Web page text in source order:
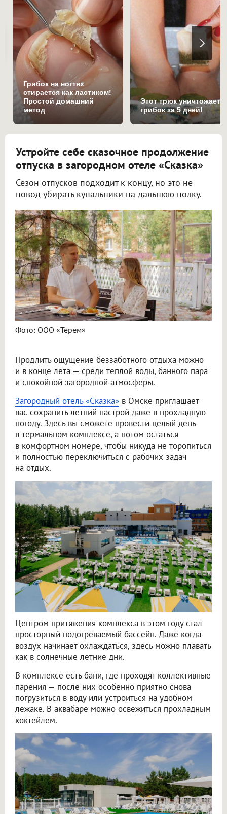
Грибок на ногтях
стирается как ластиком!
Простой домашний
метод
Этот трюк уничтожает
грибок за 5 дней!
Устройте себе сказочное продолжение
отпуска в загородном отеле «Сказка»
Сезон отпусков подходит к концу, но это не
повод убирать купальники на дальнюю полку.
Фото: ООО «Терем»
Продлить ощущение беззаботного отдыха можно
и в конце лета — среди тёплой воды, банного пара
и спокойной загородной атмосферы.
Загородный отель «Сказка» в Омске приглашает
вас сохранить летний настрой даже в прохладную
погоду. Здесь вы сможете провести целый день
в термальном комплексе, а потом остаться
в комфортном номере, чтобы никуда не торопиться
и полностью переключиться с рабочих задач
на отдых.
Центром притяжения комплекса в этом году стал
просторный подогреваемый бассейн. Даже когда
воздух начинает охлаждаться, здесь можно плавать
как в солнечные летние дни.
В комплексе есть бани, где проходят коллективные
парения — после них особенно приятно снова
погрузиться в воду или устроиться на удобном
лежаке. В аквабаре можно освежиться прохладным
коктейлем.